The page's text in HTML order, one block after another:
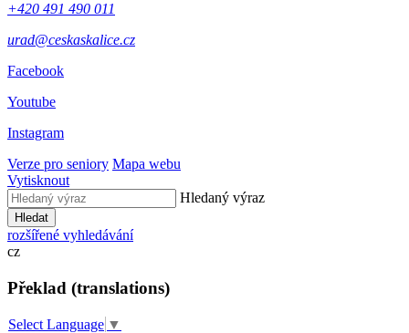
+420 491 490 011
urad@ceskaskalice.cz
Facebook
Youtube
Instagram
Verze pro seniory Mapa webu
Vytisknout
Hledaný výraz
Hledat
rozšířené vyhledávání
cz
Překlad (translations)
Select Language ▼